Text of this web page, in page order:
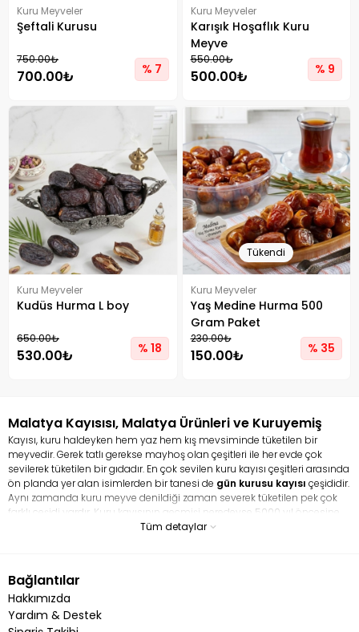
Kuru Meyveler
Şeftali Kurusu
750.00₺
700.00₺ % 7
Kuru Meyveler
Karışık Hoşaflık Kuru
Meyve
550.00₺
500.00₺ % 9
Kuru Meyveler
Kudüs Hurma L boy
650.00₺
530.00₺ % 18
Tükendi
Kuru Meyveler
Yaş Medine Hurma 500
Gram Paket
230.00₺
150.00₺ % 35
Malatya Kayısısı, Malatya Ürünleri ve Kuruyemiş
Kayısı, kuru haldeyken hem yaz hem kış mevsiminde tüketilen bir
meyvedir. Gerek tatlı gerekse mayhoş olan çeşitleri ile her evde çok
sevilerek tüketilen bir gıdadır. En çok sevilen kuru kayısı çeşitleri arasında
ön planda yer alan isimlerden bir tanesi de gün kurusu kayısı çeşididir.
Aynı zamanda kuru meyve denildiği zaman severek tüketilen pek çok
farklı çeşidi vardır. Kuru kayısının geçmişi neredeyse 5000 yıl öncesine
dayanır. Hem taze kayısı hem de kurusu ile tamamen bir şifa
gıdadır. Aynı zamanda lif bakımından zengin bir içeriğe sahip olduğu
için bağırsak problemini çözmeye yardım eder. İçerisindeki potasyum
kalp sağlığını korurken, magnezyum ise kan basıncını dengeler.
Tüm detaylar
Bağlantılar
Hakkımızda
Yardım & Destek